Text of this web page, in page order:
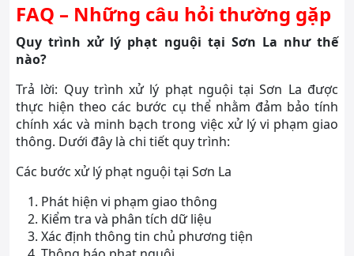
FAQ – Những câu hỏi thường gặp
Quy trình xử lý phạt nguội tại Sơn La như thế
nào?
Trả lời: Quy trình xử lý phạt nguội tại Sơn La được
thực hiện theo các bước cụ thể nhằm đảm bảo tính
chính xác và minh bạch trong việc xử lý vi phạm giao
thông. Dưới đây là chi tiết quy trình:
Các bước xử lý phạt nguội tại Sơn La
Phát hiện vi phạm giao thông
Kiểm tra và phân tích dữ liệu
Xác định thông tin chủ phương tiện